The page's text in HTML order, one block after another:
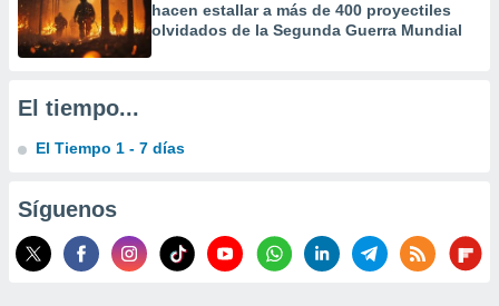
1199
hacen estallar a más de 400 proyectiles
olvidados de la Segunda Guerra Mundial
El tiempo...
El Tiempo 1 - 7 días
Síguenos